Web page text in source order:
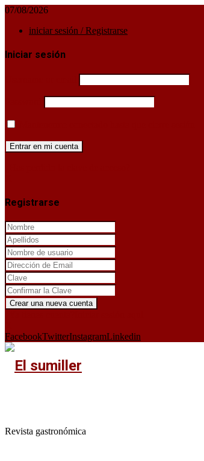
07/08/2026
iniciar sesión / Registrarse
Iniciar sesión
Registrarse
FacebookTwitterInstagramLinkedin
Revista gastronómica